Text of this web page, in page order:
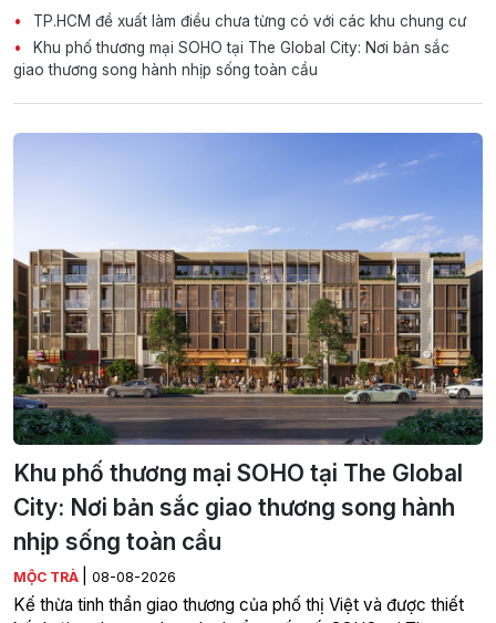
TP.HCM đề xuất làm điều chưa từng có với các khu chung cư
Khu phố thương mại SOHO tại The Global City: Nơi bản sắc
giao thương song hành nhịp sống toàn cầu
Khu phố thương mại SOHO tại The Global
City: Nơi bản sắc giao thương song hành
nhịp sống toàn cầu
MỘC TRÀ 08-08-2026
Kế thừa tinh thần giao thương của phố thị Việt và được thiết